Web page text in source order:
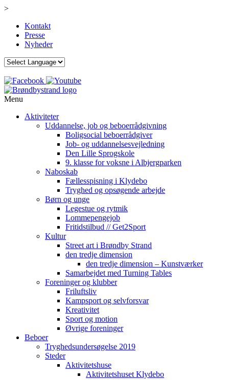
>
Kontakt
Presse
Nyheder
Menu
Aktiviteter
Uddannelse, job og beboerrådgivning
Boligsocial beboerrådgiver
Job- og uddannelsesvejledning
Den Lille Sprogskole
9. klasse for voksne i Albjergparken
Naboskab
Fællesspisning i Klydebo
Tryghed og opsøgende arbejde
Børn og unge
Legestue og rytmik
Lommepengejob
Fritidstilbud // Get2Sport
Kultur
Street art i Brøndby Strand
den tredje dimension
den tredje dimension – Kunstværker
Samarbejdet med Turning Tables
Foreninger og klubber
Friluftsliv
Kampsport og selvforsvar
Kreativitet
Sport og motion
Øvrige foreninger
Beboer
Tryghedsundersøgelse 2019
Steder
Aktivitetshuse
Aktivitetshuset Klydebo